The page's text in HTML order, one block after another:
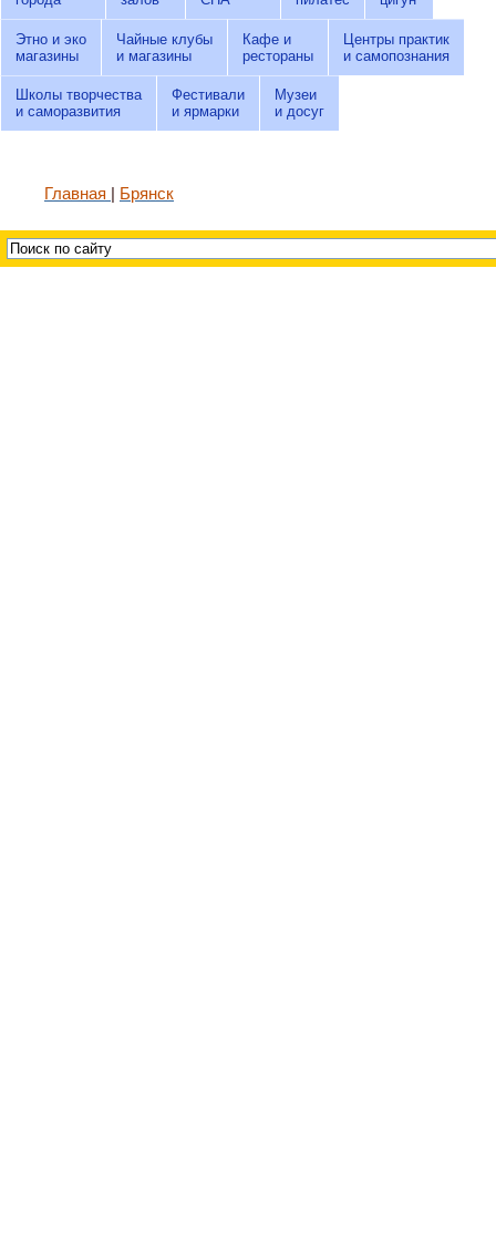
Этно и эко
магазины
Чайные клубы
и магазины
Кафе и
рестораны
Центры практик
и самопознания
Школы творчества
и саморазвития
Фестивали
и ярмарки
Музеи
и досуг
Главная Брянск